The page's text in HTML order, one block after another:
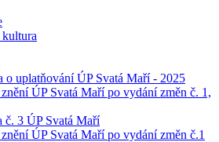
kultura
o uplatňování ÚP Svatá Maří - 2025
ÚP Svatá Maří po vydání změn č. 1,
č. 3 ÚP Svatá Maří
ÚP Svatá Maří po vydání změn č.1